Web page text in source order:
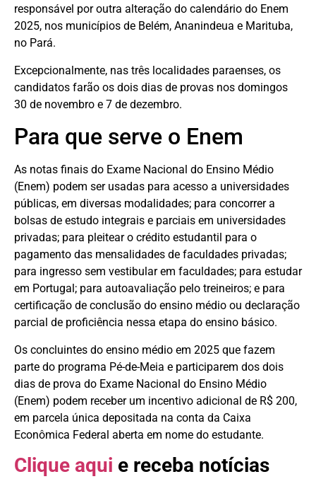
responsável por outra alteração do calendário do Enem
2025, nos municípios de Belém, Ananindeua e Marituba,
no Pará.
Excepcionalmente, nas três localidades paraenses, os
candidatos farão os dois dias de provas nos domingos
30 de novembro e 7 de dezembro.
Para que serve o Enem
As notas finais do Exame Nacional do Ensino Médio
(Enem) podem ser usadas para acesso a universidades
públicas, em diversas modalidades; para concorrer a
bolsas de estudo integrais e parciais em universidades
privadas; para pleitear o crédito estudantil para o
pagamento das mensalidades de faculdades privadas;
para ingresso sem vestibular em faculdades; para estudar
em Portugal; para autoavaliação pelo treineiros; e para
certificação de conclusão do ensino médio ou declaração
parcial de proficiência nessa etapa do ensino básico.
Os concluintes do ensino médio em 2025 que fazem
parte do programa Pé-de-Meia e participarem dos dois
dias de prova do Exame Nacional do Ensino Médio
(Enem) podem receber um incentivo adicional de R$ 200,
em parcela única depositada na conta da Caixa
Econômica Federal aberta em nome do estudante.
Clique aqui e receba notícias